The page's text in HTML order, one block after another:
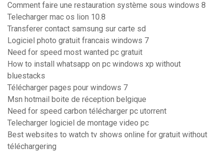
Comment faire une restauration système sous windows 8
Telecharger mac os lion 10.8
Transferer contact samsung sur carte sd
Logiciel photo gratuit francais windows 7
Need for speed most wanted pc gratuit
How to install whatsapp on pc windows xp without
bluestacks
Télécharger pages pour windows 7
Msn hotmail boite de réception belgique
Need for speed carbon télécharger pc utorrent
Telecharger logiciel de montage video pc
Best websites to watch tv shows online for gratuit without
téléchargering